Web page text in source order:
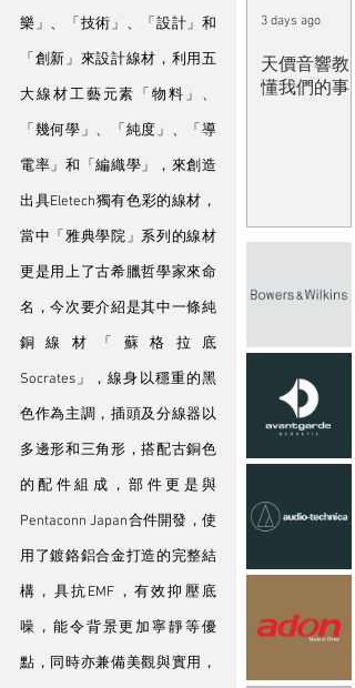
樂」、「技術」、「設計」和
「創新」來設計線材，利用五
大線材工藝元素「物料」、
「幾何學」、「純度」、「導
電率」和「編織學」，來創造
出具Eletech獨有色彩的線材，
當中「雅典學院」系列的線材
更是用上了古希臘哲學家來命
名，今次要介紹是其中一條純
銅線材「蘇格拉底
Socrates」，線身以穩重的黑
色作為主調，插頭及分線器以
多邊形和三角形，搭配古銅色
的配件組成，部件更是與
Pentaconn Japan合件開發，使
用了鍍鉻鋁合金打造的完整結
構，具抗EMF，有效抑壓底
噪，能令背景更加寧靜等優
點，同時亦兼備美觀與實用，
天價音響教
懂我們的事
3 days ago